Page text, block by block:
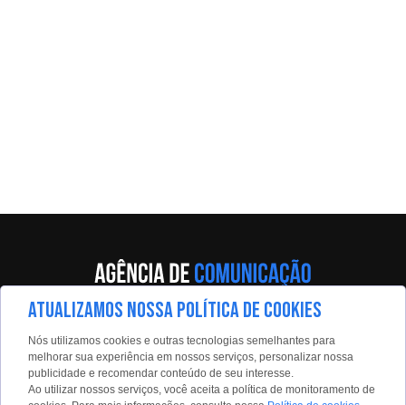
Av. Eng. Caetano Álvares, 55 - 5º andar
Limão, São Paulo, 02598-900
Contato:
estadaoconteudo@estadao.com
ATUALIZAMOS NOSSA POLÍTICA DE COOKIES
Nós utilizamos cookies e outras tecnologias semelhantes para
melhorar sua experiência em nossos serviços, personalizar nossa
publicidade e recomendar conteúdo de seu interesse.
Ao utilizar nossos serviços, você aceita a política de monitoramento de